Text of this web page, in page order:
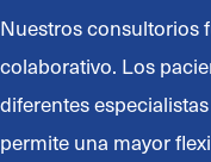
Nuestros consultorios
colaborativo. Los
diferentes
permite una mayor